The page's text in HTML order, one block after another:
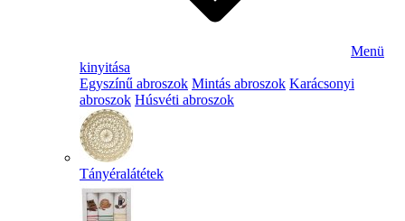
Menü
kinyitása
Egyszínű abroszok Mintás abroszok Karácsonyi
abroszok Húsvéti abroszok
Tányéralátétek